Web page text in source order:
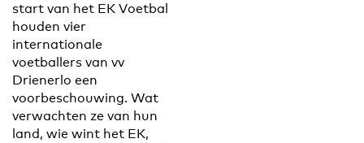
start van het EK Voetbal
houden vier
internationale
voetballers van vv
Drienerlo een
voorbeschouwing. Wat
verwachten ze van hun
land, wie wint het EK,